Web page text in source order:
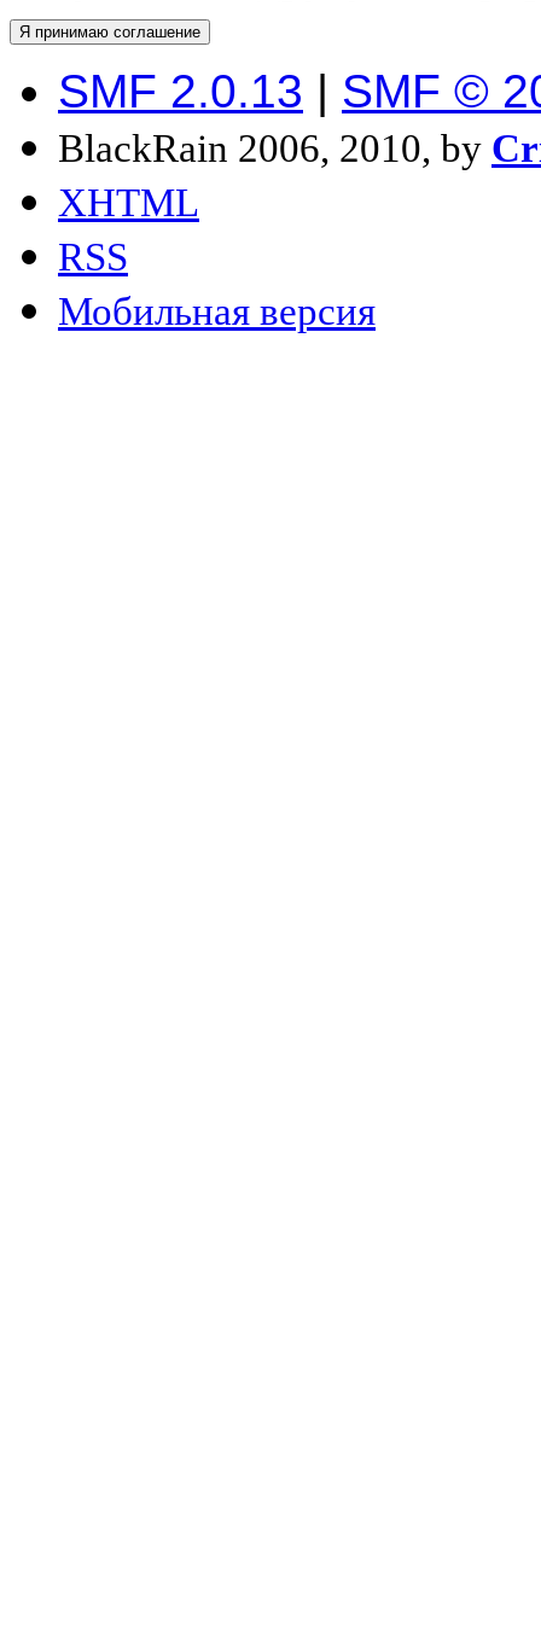
SMF 2.0.13 | SMF ©
BlackRain 2006, 2010, by
XHTML
RSS
Мобильная версия